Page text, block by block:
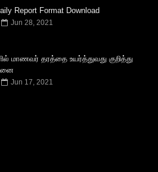
Report Format Download
Jun 28, 2021
மாணவர் தரத்தை உயர்த்துவது குறித்து
Jun 17, 2021